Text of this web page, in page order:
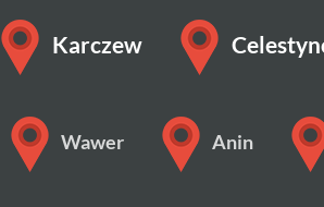
Karczew
Wawer Anin